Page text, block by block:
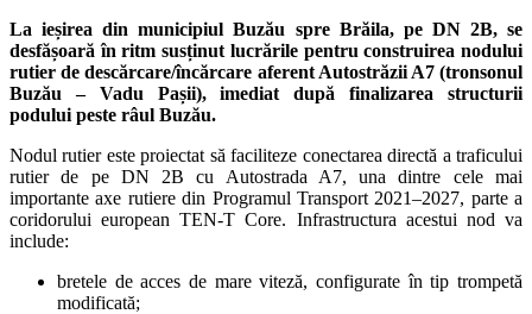
La ieșirea din municipiul Buzău spre Brăila, pe DN 2B, se
desfășoară în ritm susținut lucrările pentru construirea nodului
rutier de descărcare/încărcare aferent Autostrăzii A7 (tronsonul
Buzău – Vadu Pașii), imediat după finalizarea structurii
podului peste râul Buzău.
Nodul rutier este proiectat să faciliteze conectarea directă a traficului
rutier de pe DN 2B cu Autostrada A7, una dintre cele mai
importante axe rutiere din Programul Transport 2021–2027, parte a
coridorului european TEN-T Core. Infrastructura acestui nod va
include:
bretele de acces de mare viteză, configurate în tip trompetă
modificată;